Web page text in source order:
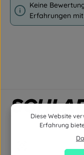
Keine
Erfahrungen
Diese Website
Erfahrung